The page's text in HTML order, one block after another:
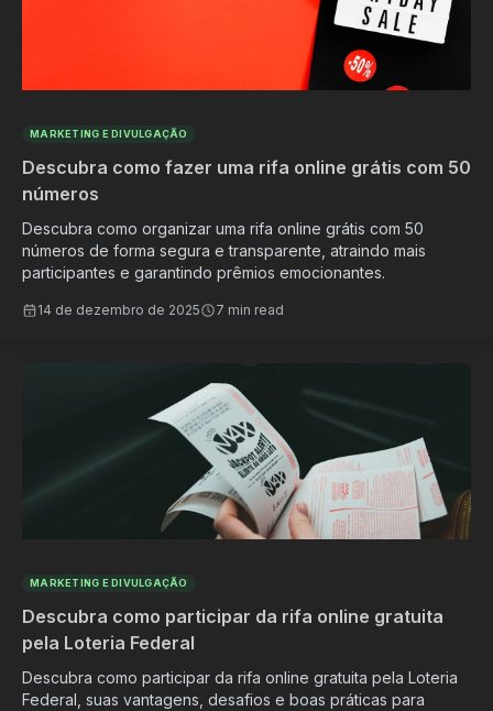
MARKETING E DIVULGAÇÃO
Descubra como fazer uma rifa online grátis com 50
números
Descubra como organizar uma rifa online grátis com 50
números de forma segura e transparente, atraindo mais
participantes e garantindo prêmios emocionantes.
14 de dezembro de 2025 7 min read
MARKETING E DIVULGAÇÃO
Descubra como participar da rifa online gratuita
pela Loteria Federal
Descubra como participar da rifa online gratuita pela Loteria
Federal, suas vantagens, desafios e boas práticas para